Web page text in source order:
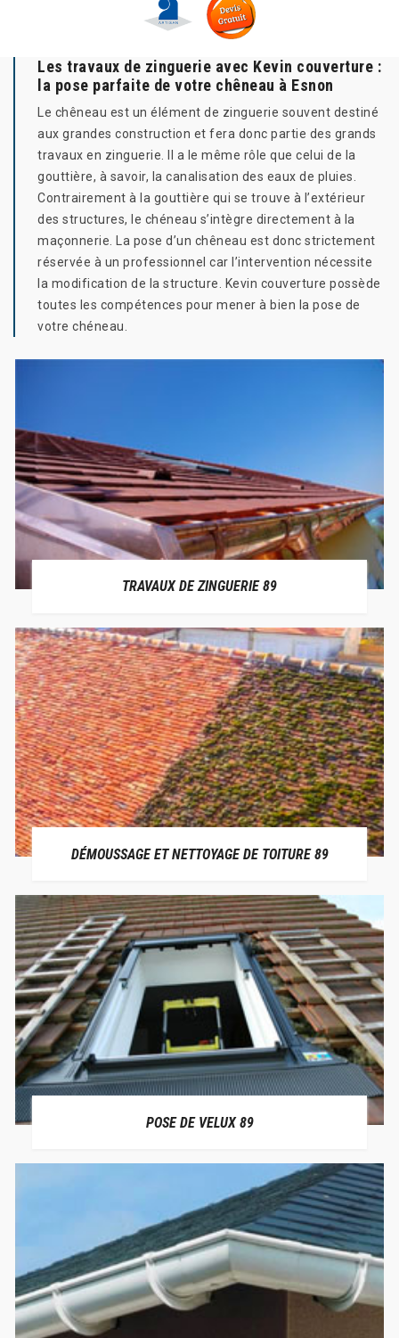
Les travaux de zinguerie avec Kevin couverture :
la pose parfaite de votre chêneau à Esnon
Le chêneau est un élément de zinguerie souvent destiné
aux grandes construction et fera donc partie des grands
travaux en zinguerie. Il a le même rôle que celui de la
gouttière, à savoir, la canalisation des eaux de pluies.
Contrairement à la gouttière qui se trouve à l’extérieur
des structures, le chéneau s’intègre directement à la
maçonnerie. La pose d’un chêneau est donc strictement
réservée à un professionnel car l’intervention nécessite
la modification de la structure. Kevin couverture possède
toutes les compétences pour mener à bien la pose de
votre chéneau.
TRAVAUX DE ZINGUERIE 89
DÉMOUSSAGE ET NETTOYAGE DE TOITURE 89
POSE DE VELUX 89